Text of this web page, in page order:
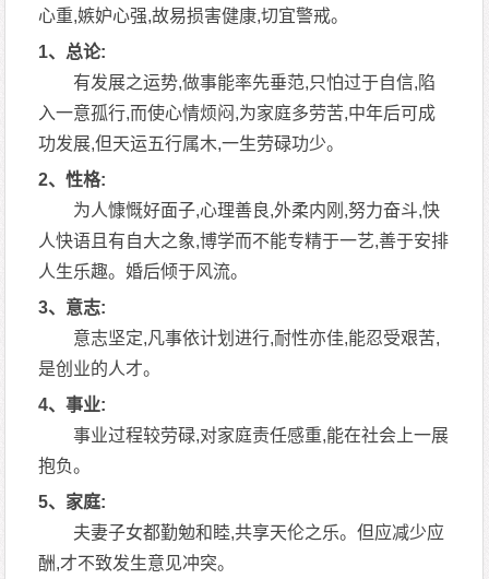
心重,嫉妒心强,故易损害健康,切宜警戒。
1、总论:
有发展之运势,做事能率先垂范,只怕过于自信,陷
入一意孤行,而使心情烦闷,为家庭多劳苦,中年后可成
功发展,但天运五行属木,一生劳碌功少。
2、性格:
为人慷慨好面子,心理善良,外柔内刚,努力奋斗,快
人快语且有自大之象,博学而不能专精于一艺,善于安排
人生乐趣。婚后倾于风流。
3、意志:
意志坚定,凡事依计划进行,耐性亦佳,能忍受艰苦,
是创业的人才。
4、事业:
事业过程较劳碌,对家庭责任感重,能在社会上一展
抱负。
5、家庭:
夫妻子女都勤勉和睦,共享天伦之乐。但应减少应
酬,才不致发生意见冲突。